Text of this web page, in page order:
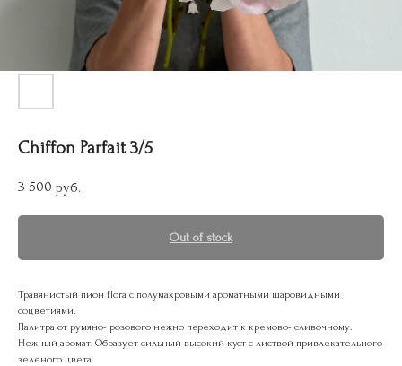
Chiffon Parfait 3/5
3 500 руб.
Out of stock
Травянистый пион flora с полумахровыми ароматными шаровидными
соцветиями.
Палитра от румяно- розового нежно переходит к кремово- сливочному.
Нежный аромат. Образует сильный высокий куст с листвой привлекательного
зеленого цвета